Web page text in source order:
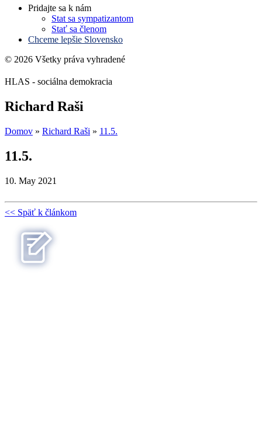
Pridajte sa k nám
Stat sa sympatizantom
Stať sa členom
Chceme lepšie Slovensko
© 2026 Všetky práva vyhradené
HLAS - sociálna demokracia
Richard Raši
Domov » Richard Raši » 11.5.
11.5.
10. May 2021
<< Späť k článkom